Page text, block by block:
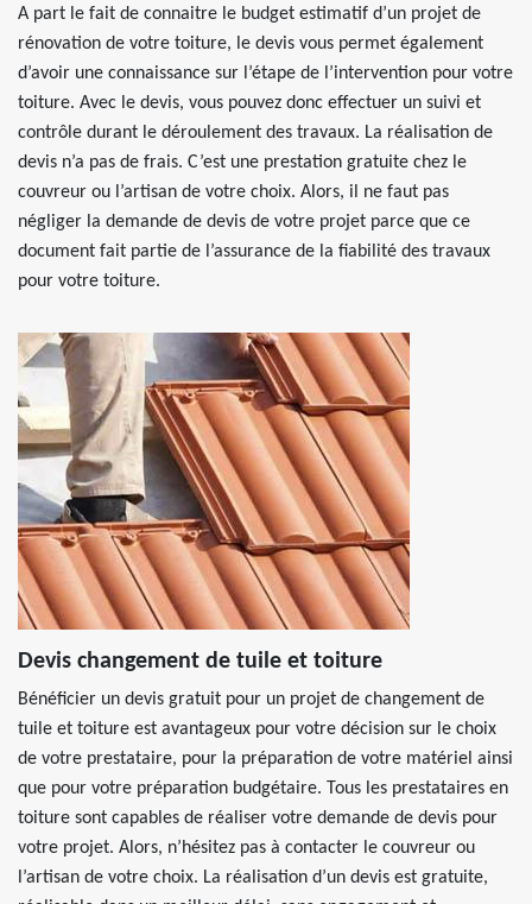
A part le fait de connaitre le budget estimatif d’un projet de
rénovation de votre toiture, le devis vous permet également
d’avoir une connaissance sur l’étape de l’intervention pour votre
toiture. Avec le devis, vous pouvez donc effectuer un suivi et
contrôle durant le déroulement des travaux. La réalisation de
devis n’a pas de frais. C’est une prestation gratuite chez le
couvreur ou l’artisan de votre choix. Alors, il ne faut pas
négliger la demande de devis de votre projet parce que ce
document fait partie de l’assurance de la fiabilité des travaux
pour votre toiture.
Devis changement de tuile et toiture
Bénéficier un devis gratuit pour un projet de changement de
tuile et toiture est avantageux pour votre décision sur le choix
de votre prestataire, pour la préparation de votre matériel ainsi
que pour votre préparation budgétaire. Tous les prestataires en
toiture sont capables de réaliser votre demande de devis pour
votre projet. Alors, n’hésitez pas à contacter le couvreur ou
l’artisan de votre choix. La réalisation d’un devis est gratuite,